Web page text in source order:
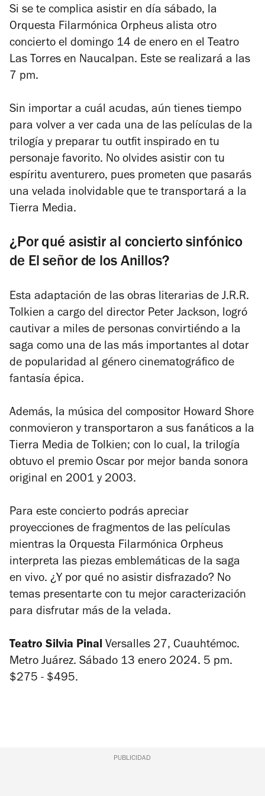
Si se te complica asistir en día sábado, la
Orquesta Filarmónica Orpheus alista otro
concierto el domingo 14 de enero en el Teatro
Las Torres en Naucalpan. Este se realizará a las
7 pm.
Sin importar a cuál acudas, aún tienes tiempo
para volver a ver cada una de las películas de la
trilogía y preparar tu outfit inspirado en tu
personaje favorito. No olvides asistir con tu
espíritu aventurero, pues prometen que pasarás
una velada inolvidable que te transportará a la
Tierra Media.
¿Por qué asistir al concierto sinfónico
de El señor de los Anillos?
Esta adaptación de las obras literarias de J.R.R.
Tolkien a cargo del director Peter Jackson, logró
cautivar a miles de personas convirtiéndo a la
saga como una de las más importantes al dotar
de popularidad al género cinematográfico de
fantasía épica.
Además, la música del compositor Howard Shore
conmovieron y transportaron a sus fanáticos a la
Tierra Media de Tolkien; con lo cual, la trilogía
obtuvo el premio Oscar por mejor banda sonora
original en 2001 y 2003.
Para este concierto podrás apreciar
proyecciones de fragmentos de las películas
mientras la Orquesta Filarmónica Orpheus
interpreta las piezas emblemáticas de la saga
en vivo. ¿Y por qué no asistir disfrazado? No
temas presentarte con tu mejor caracterización
para disfrutar más de la velada.
Teatro Silvia Pinal Versalles 27, Cuauhtémoc.
Metro Juárez. Sábado 13 enero 2024. 5 pm.
$275 - $495.
PUBLICIDAD